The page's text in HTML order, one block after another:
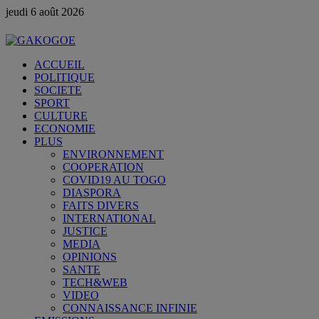
jeudi 6 août 2026
ACCUEIL
POLITIQUE
SOCIETE
SPORT
CULTURE
ECONOMIE
PLUS
ENVIRONNEMENT
COOPERATION
COVID19 AU TOGO
DIASPORA
FAITS DIVERS
INTERNATIONAL
JUSTICE
MEDIA
OPINIONS
SANTE
TECH&WEB
VIDEO
CONNAISSANCE INFINIE